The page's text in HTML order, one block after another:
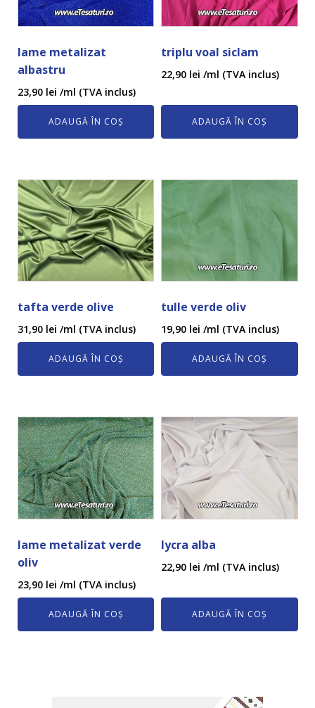
lame metalizat
albastru
23,90 lei /ml (TVA inclus)
ADAUGĂ ÎN COȘ
triplu voal siclam
22,90 lei /ml (TVA inclus)
ADAUGĂ ÎN COȘ
tafta verde olive
31,90 lei /ml (TVA inclus)
ADAUGĂ ÎN COȘ
tulle verde oliv
19,90 lei /ml (TVA inclus)
ADAUGĂ ÎN COȘ
lame metalizat verde
oliv
23,90 lei /ml (TVA inclus)
ADAUGĂ ÎN COȘ
lycra alba
22,90 lei /ml (TVA inclus)
ADAUGĂ ÎN COȘ